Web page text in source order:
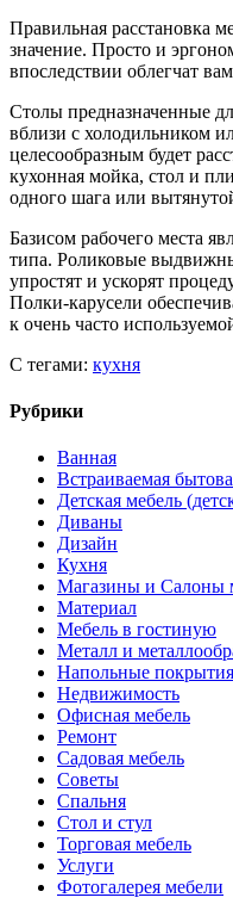
Правильная расстановка
значение. Просто и
впоследствии облегчат
Столы предназначенные
вблизи с холодильником
целесообразным будет
кухонная мойка, стол и
одного шага или
Базисом рабочего места
типа. Роликовые
упростят и ускорят
Полки-карусели
к очень часто
С тегами: кухня
Рубрики
Ванная
Встраиваемая
Детская мебель
Диваны
Дизайн
Кухня
Магазины и Салоны
Материал
Мебель в гостиную
Металл и
Напольные покрытия
Недвижимость
Офисная мебель
Ремонт
Садовая мебель
Советы
Спальня
Стол и стул
Торговая мебель
Услуги
Фотогалерея мебели